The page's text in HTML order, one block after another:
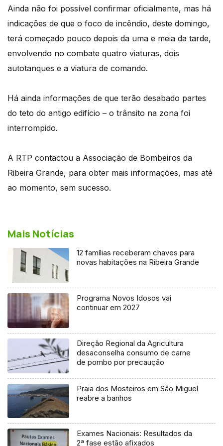
Ainda não foi possível confirmar oficialmente, mas há
indicações de que o foco de incêndio, deste domingo,
terá começado pouco depois da uma e meia da tarde,
envolvendo no combate quatro viaturas, dois
autotanques e a viatura de comando.
Há ainda informações de que terão desabado partes
do teto do antigo edifício – o trânsito na zona foi
interrompido.
A RTP contactou a Associação de Bombeiros da
Ribeira Grande, para obter mais informações, mas até
ao momento, sem sucesso.
Mais Notícias
12 famílias receberam chaves para
novas habitações na Ribeira Grande
Programa Novos Idosos vai
continuar em 2027
Direção Regional da Agricultura
desaconselha consumo de carne
de pombo por precaução
Praia dos Mosteiros em São Miguel
reabre a banhos
Exames Nacionais: Resultados da
2ª fase estão afixados